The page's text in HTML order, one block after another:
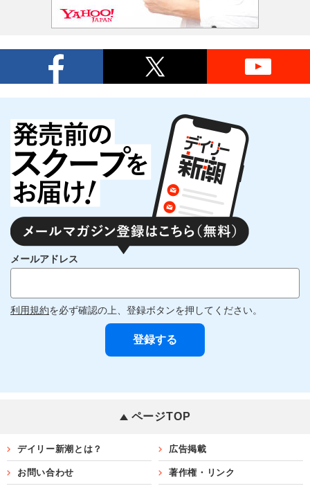
メールアドレス
利用規約を必ず確認の上、登録ボタンを押してください。
ページTOP
デイリー新潮とは？ 広告掲載
お問い合わせ 著作権・リンク